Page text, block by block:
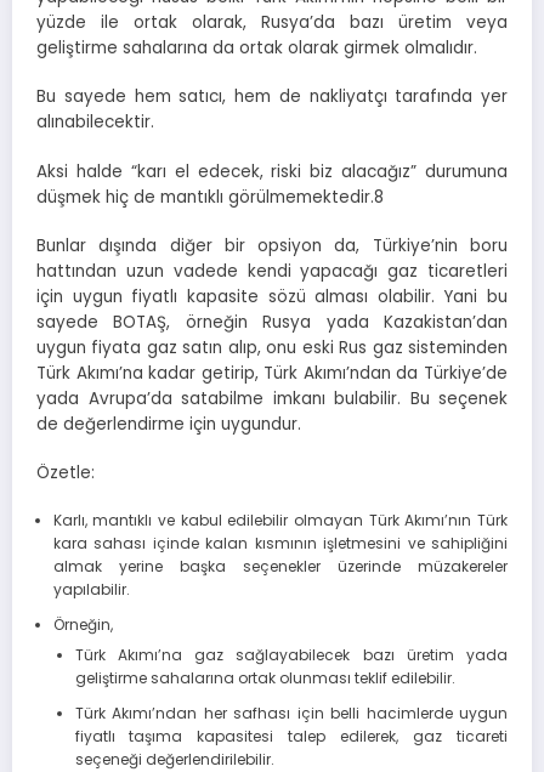
yüzde ile ortak olarak, Rusya’da bazı üretim veya
geliştirme sahalarına da ortak olarak girmek olmalıdır.
Bu sayede hem satıcı, hem de nakliyatçı tarafında yer
alınabilecektir.
Aksi halde “karı el edecek, riski biz alacağız” durumuna
düşmek hiç de mantıklı görülmemektedir.8
Bunlar dışında diğer bir opsiyon da, Türkiye’nin boru
hattından uzun vadede kendi yapacağı gaz ticaretleri
için uygun fiyatlı kapasite sözü alması olabilir. Yani bu
sayede BOTAŞ, örneğin Rusya yada Kazakistan’dan
uygun fiyata gaz satın alıp, onu eski Rus gaz sisteminden
Türk Akımı’na kadar getirip, Türk Akımı’ndan da Türkiye’de
yada Avrupa’da satabilme imkanı bulabilir. Bu seçenek
de değerlendirme için uygundur.
Özetle:
Karlı, mantıklı ve kabul edilebilir olmayan Türk Akımı’nın Türk
kara sahası içinde kalan kısmının işletmesini ve sahipliğini
almak yerine başka seçenekler üzerinde müzakereler
yapılabilir.
Örneğin,
Türk Akımı’na gaz sağlayabilecek bazı üretim yada
geliştirme sahalarına ortak olunması teklif edilebilir.
Türk Akımı’ndan her safhası için belli hacimlerde uygun
fiyatlı taşıma kapasitesi talep edilerek, gaz ticareti
seçeneği değerlendirilebilir.